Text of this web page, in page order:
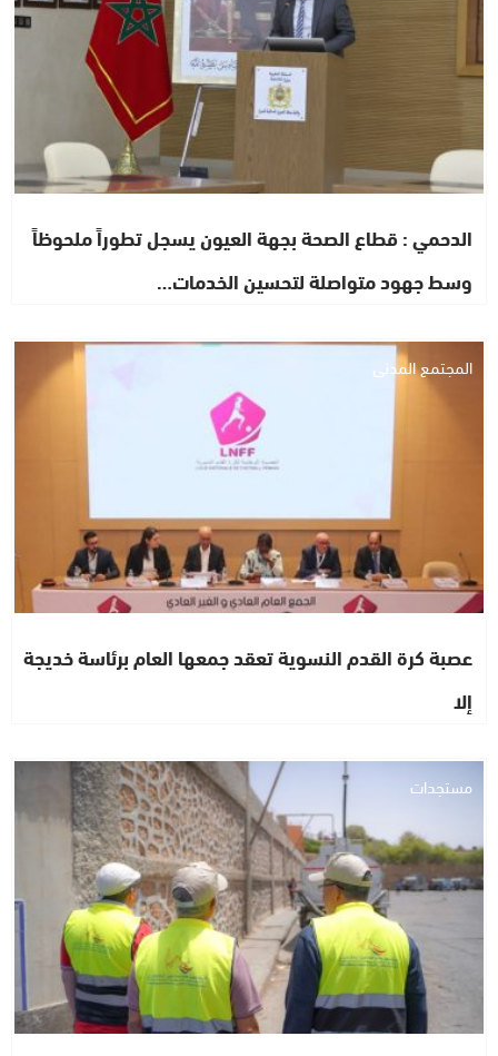
الدحمي : قطاع الصحة بجهة العيون يسجل تطوراً ملحوظاً
وسط جهود متواصلة لتحسين الخدمات…
المجتمع المدني
عصبة كرة القدم النسوية تعقد جمعها العام برئاسة خديجة
إلا
مستجدات